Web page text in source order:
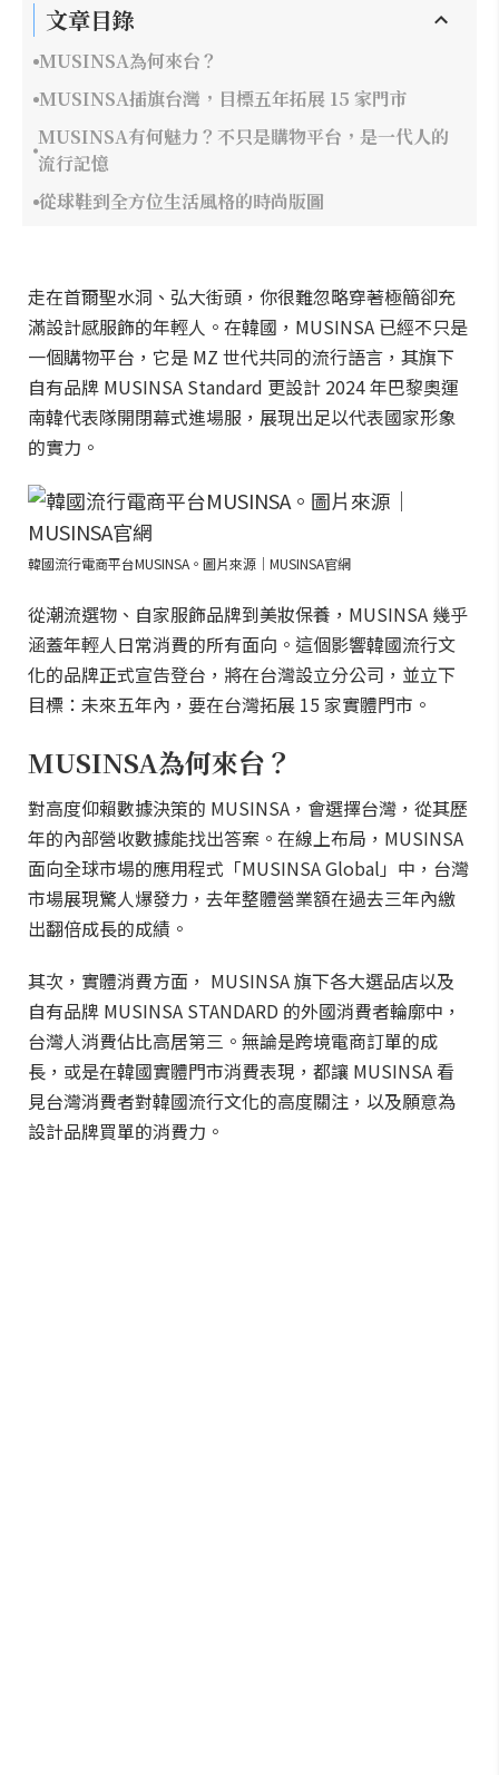
文章目錄
MUSINSA為何來台？
MUSINSA插旗台灣，目標五年拓展 15 家門市
MUSINSA有何魅力？不只是購物平台，是一代人的
流行記憶
從球鞋到全方位生活風格的時尚版圖
走在首爾聖水洞、弘大街頭，你很難忽略穿著極簡卻充
滿設計感服飾的年輕人。在韓國，MUSINSA 已經不只是
一個購物平台，它是 MZ 世代共同的流行語言，其旗下
自有品牌 MUSINSA Standard 更設計 2024 年巴黎奧運
南韓代表隊開閉幕式進場服，展現出足以代表國家形象
的實力。
韓國流行電商平台MUSINSA。圖片來源｜MUSINSA官網
從潮流選物、自家服飾品牌到美妝保養，MUSINSA 幾乎
涵蓋年輕人日常消費的所有面向。這個影響韓國流行文
化的品牌正式宣告登台，將在台灣設立分公司，並立下
目標：未來五年內，要在台灣拓展 15 家實體門市。
MUSINSA為何來台？
對高度仰賴數據決策的 MUSINSA，會選擇台灣，從其歷
年的內部營收數據能找出答案。在線上布局，MUSINSA
面向全球市場的應用程式「MUSINSA Global」中，台灣
市場展現驚人爆發力，去年整體營業額在過去三年內繳
出翻倍成長的成績。
其次，實體消費方面， MUSINSA 旗下各大選品店以及
自有品牌 MUSINSA STANDARD 的外國消費者輪廓中，
台灣人消費佔比高居第三。無論是跨境電商訂單的成
長，或是在韓國實體門市消費表現，都讓 MUSINSA 看
見台灣消費者對韓國流行文化的高度關注，以及願意為
設計品牌買單的消費力。